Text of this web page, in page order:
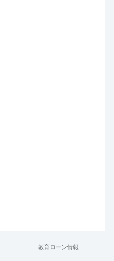
教育ローン情報